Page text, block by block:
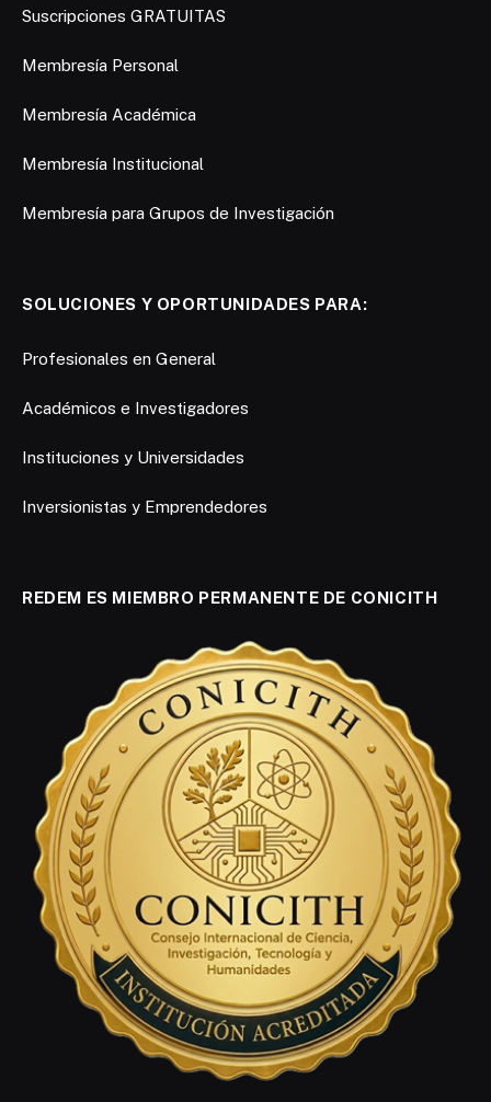
Suscripciones GRATUITAS
Membresía Personal
Membresía Académica
Membresía Institucional
Membresía para Grupos de Investigación
SOLUCIONES Y OPORTUNIDADES PARA:
Profesionales en General
Académicos e Investigadores
Instituciones y Universidades
Inversionistas y Emprendedores
REDEM ES MIEMBRO PERMANENTE DE CONICITH